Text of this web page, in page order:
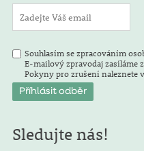
Souhlasím se zpracováním
E-mailový zpravodaj zasíláme
Pokyny pro zrušení naleznete
Sledujte nás!